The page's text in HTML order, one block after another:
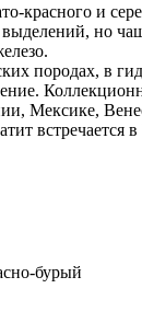
красного и
но
породах, в
Мексике,
бурый